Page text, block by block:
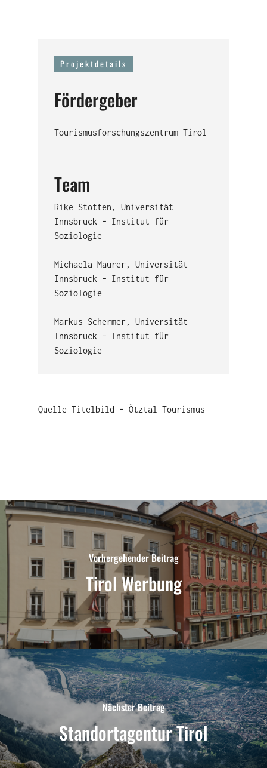
Projektdetails
Fördergeber
Tourismusforschungszentrum Tirol
Team
Rike Stotten, Universität
Innsbruck – Institut für
Soziologie
Michaela Maurer, Universität
Innsbruck – Institut für
Soziologie
Markus Schermer, Universität
Innsbruck – Institut für
Soziologie
Quelle Titelbild – Ötztal Tourismus
Vorhergehender Beitrag
Tirol Werbung
Nächster Beitrag
Standortagentur Tirol